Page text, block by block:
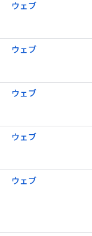
ウェブ
ウェブ
ウェブ
ウェブ
ウェブ